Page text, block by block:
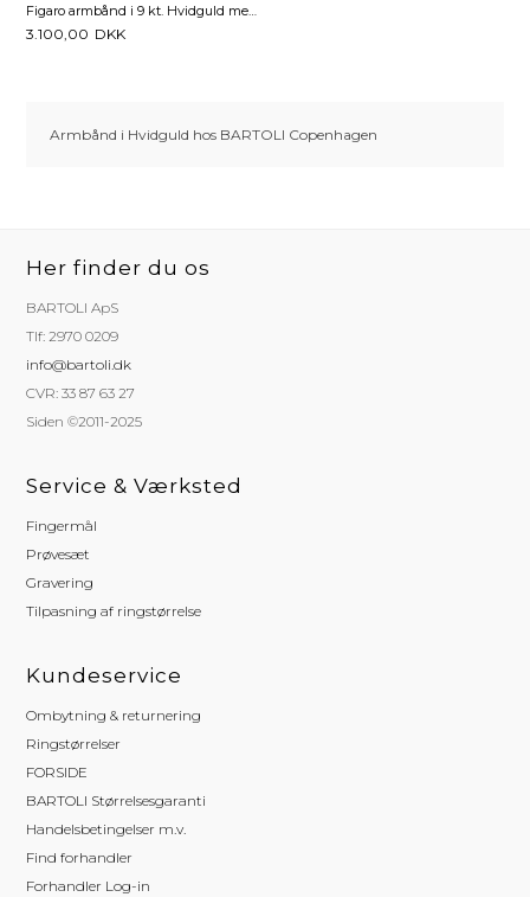
Figaro armbånd i 9 kt. Hvidguld med Hjerte fra 12 cm - Mulighed for gravering
3.100,00 DKK
Armbånd i Hvidguld hos BARTOLI Copenhagen
Her finder du os
BARTOLI ApS
Tlf: 2970 0209
info@bartoli.dk
CVR: 33 87 63 27
Siden ©2011-2025
Service & Værksted
Fingermål
Prøvesæt
Gravering
Tilpasning af ringstørrelse
Kundeservice
Ombytning & returnering
Ringstørrelser
FORSIDE
BARTOLI Størrelsesgaranti
Handelsbetingelser m.v.
Find forhandler
Forhandler Log-in